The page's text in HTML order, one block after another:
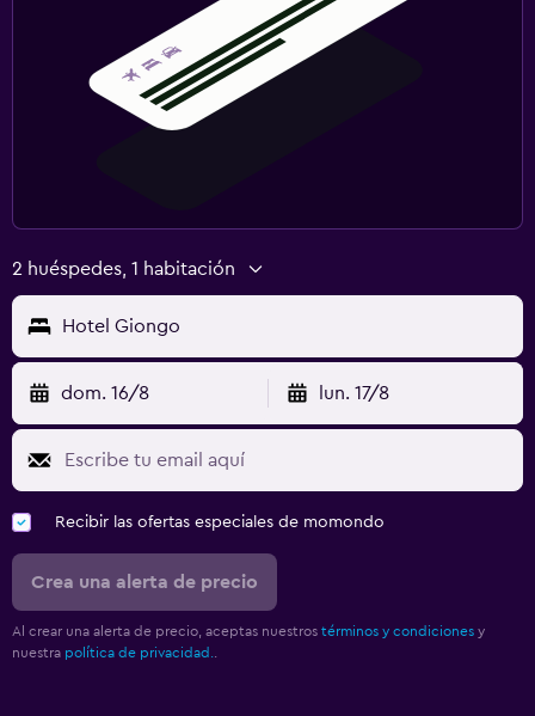
2 huéspedes, 1 habitación
Hotel Giongo
dom. 16/8 lun. 17/8
Recibir las ofertas especiales de momondo
Crea una alerta de precio
Al crear una alerta de precio, aceptas nuestros términos y condiciones y
nuestra política de privacidad.